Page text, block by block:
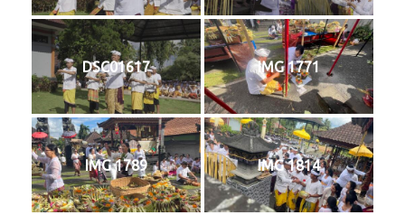
DSC01617 IMG 1771
IMG 1789 IMG 1814